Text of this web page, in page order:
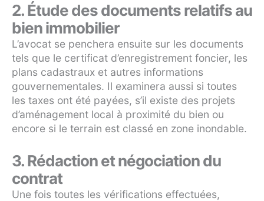
2. Étude des documents relatifs au
bien immobilier
L’avocat se penchera ensuite sur les documents
tels que le certificat d’enregistrement foncier, les
plans cadastraux et autres informations
gouvernementales. Il examinera aussi si toutes
les taxes ont été payées, s’il existe des projets
d’aménagement local à proximité du bien ou
encore si le terrain est classé en zone inondable.
3. Rédaction et négociation du
contrat
Une fois toutes les vérifications effectuées,